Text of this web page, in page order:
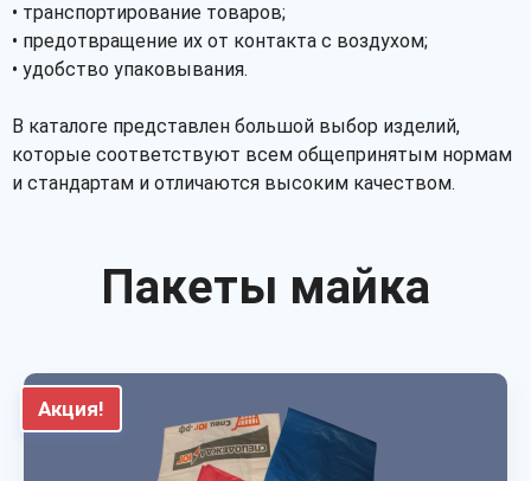
• транспортирование товаров;
• предотвращение их от контакта с воздухом;
• удобство упаковывания.
В каталоге представлен большой выбор изделий,
которые соответствуют всем общепринятым нормам
и стандартам и отличаются высоким качеством.
Пакеты майка
Акция!